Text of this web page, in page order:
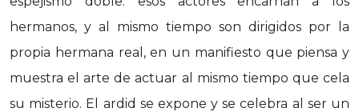
hermanos, y al mismo tiempo son dirigidos por la
propia hermana real, en un manifiesto que piensa y
muestra el arte de actuar al mismo tiempo que cela
su misterio. El ardid se expone y se celebra al ser un